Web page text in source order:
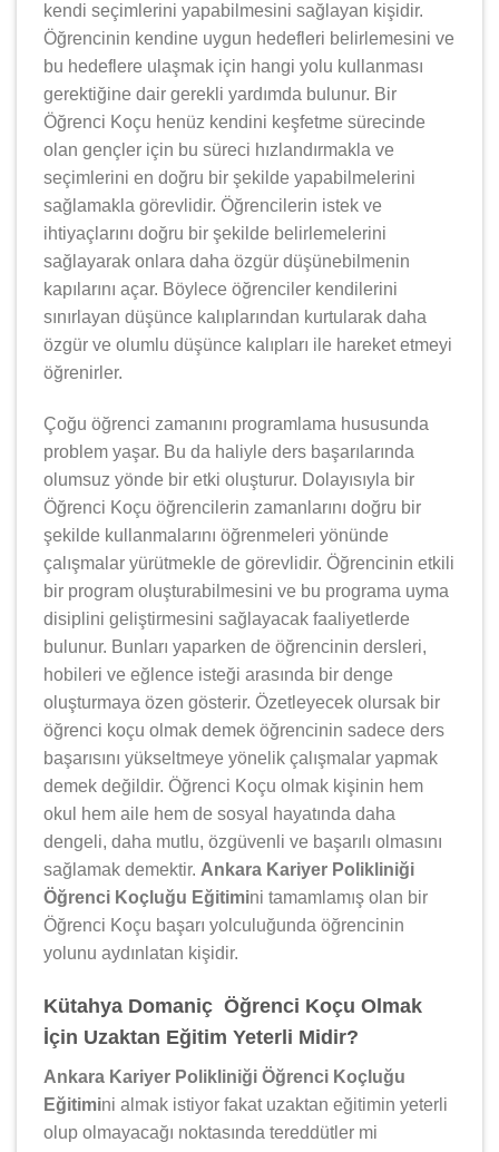
kendi seçimlerini yapabilmesini sağlayan kişidir.
Öğrencinin kendine uygun hedefleri belirlemesini ve
bu hedeflere ulaşmak için hangi yolu kullanması
gerektiğine dair gerekli yardımda bulunur. Bir
Öğrenci Koçu henüz kendini keşfetme sürecinde
olan gençler için bu süreci hızlandırmakla ve
seçimlerini en doğru bir şekilde yapabilmelerini
sağlamakla görevlidir. Öğrencilerin istek ve
ihtiyaçlarını doğru bir şekilde belirlemelerini
sağlayarak onlara daha özgür düşünebilmenin
kapılarını açar. Böylece öğrenciler kendilerini
sınırlayan düşünce kalıplarından kurtularak daha
özgür ve olumlu düşünce kalıpları ile hareket etmeyi
öğrenirler.
Çoğu öğrenci zamanını programlama hususunda
problem yaşar. Bu da haliyle ders başarılarında
olumsuz yönde bir etki oluşturur. Dolayısıyla bir
Öğrenci Koçu öğrencilerin zamanlarını doğru bir
şekilde kullanmalarını öğrenmeleri yönünde
çalışmalar yürütmekle de görevlidir. Öğrencinin etkili
bir program oluşturabilmesini ve bu programa uyma
disiplini geliştirmesini sağlayacak faaliyetlerde
bulunur. Bunları yaparken de öğrencinin dersleri,
hobileri ve eğlence isteği arasında bir denge
oluşturmaya özen gösterir. Özetleyecek olursak bir
öğrenci koçu olmak demek öğrencinin sadece ders
başarısını yükseltmeye yönelik çalışmalar yapmak
demek değildir. Öğrenci Koçu olmak kişinin hem
okul hem aile hem de sosyal hayatında daha
dengeli, daha mutlu, özgüvenli ve başarılı olmasını
sağlamak demektir. Ankara Kariyer Polikliniği
Öğrenci Koçluğu Eğitimini tamamlamış olan bir
Öğrenci Koçu başarı yolculuğunda öğrencinin
yolunu aydınlatan kişidir.
Kütahya Domaniç Öğrenci Koçu Olmak
İçin Uzaktan Eğitim Yeterli Midir?
Ankara Kariyer Polikliniği Öğrenci Koçluğu
Eğitimini almak istiyor fakat uzaktan eğitimin yeterli
olup olmayacağı noktasında tereddütler mi